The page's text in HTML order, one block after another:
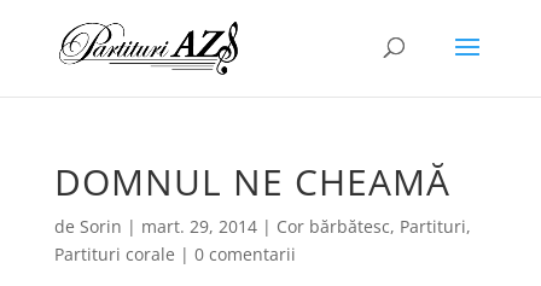
DOMNUL NE CHEAMĂ
de Sorin | mart. 29, 2014| Cor bărbătesc, Partituri,
Partituri corale | 0 comentarii